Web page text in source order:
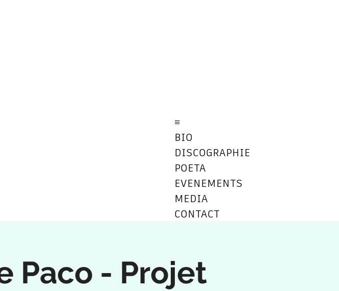
≡
BIO
DISCOGRAPHIE
POETA
EVENEMENTS
MEDIA
CONTACT
Paco - Projet